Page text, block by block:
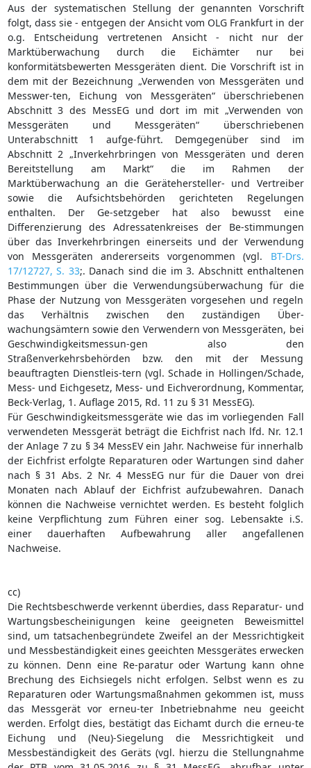
Aus der systematischen Stellung der genannten Vorschrift
folgt, dass sie - entgegen der Ansicht vom OLG Frankfurt in der
o.g. Entscheidung vertretenen Ansicht - nicht nur der
Marktüberwachung durch die Eichämter nur bei
konformitätsbewerten Messgeräten dient. Die Vorschrift ist in
dem mit der Bezeichnung „Verwenden von Messgeräten und
Messwer-ten, Eichung von Messgeräten“ überschriebenen
Abschnitt 3 des MessEG und dort im mit „Verwenden von
Messgeräten und Messgeräten“ überschriebenen
Unterabschnitt 1 aufge-führt. Demgegenüber sind im
Abschnitt 2 „Inverkehrbringen von Messgeräten und deren
Bereitstellung am Markt“ die im Rahmen der
Marktüberwachung an die Gerätehersteller- und Vertreiber
sowie die Aufsichtsbehörden gerichteten Regelungen
enthalten. Der Ge-setzgeber hat also bewusst eine
Differenzierung des Adressatenkreises der Be-stimmungen
über das Inverkehrbringen einerseits und der Verwendung
von Messgeräten andererseits vorgenommen (vgl. BT-Drs.
17/12727, S. 33;. Danach sind die im 3. Abschnitt enthaltenen
Bestimmungen über die Verwendungsüberwachung für die
Phase der Nutzung von Messgeräten vorgesehen und regeln
das Verhältnis zwischen den zuständigen Über-
wachungsämtern sowie den Verwendern von Messgeräten, bei
Geschwindigkeitsmessun-gen also den
Straßenverkehrsbehörden bzw. den mit der Messung
beauftragten Dienstleis-tern (vgl. Schade in Hollingen/Schade,
Mess- und Eichgesetz, Mess- und Eichverordnung, Kommentar,
Beck-Verlag, 1. Auflage 2015, Rd. 11 zu § 31 MessEG).
Für Geschwindigkeitsmessgeräte wie das im vorliegenden Fall
verwendeten Messgerät beträgt die Eichfrist nach lfd. Nr. 12.1
der Anlage 7 zu § 34 MessEV ein Jahr. Nachweise für innerhalb
der Eichfrist erfolgte Reparaturen oder Wartungen sind daher
nach § 31 Abs. 2 Nr. 4 MessEG nur für die Dauer von drei
Monaten nach Ablauf der Eichfrist aufzubewahren. Danach
können die Nachweise vernichtet werden. Es besteht folglich
keine Verpflichtung zum Führen einer sog. Lebensakte i.S.
einer dauerhaften Aufbewahrung aller angefallenen
Nachweise.
cc)
Die Rechtsbeschwerde verkennt überdies, dass Reparatur- und
Wartungsbescheinigungen keine geeigneten Beweismittel
sind, um tatsachenbegründete Zweifel an der Messrichtigkeit
und Messbeständigkeit eines geeichten Messgerätes erwecken
zu können. Denn eine Re-paratur oder Wartung kann ohne
Brechung des Eichsiegels nicht erfolgen. Selbst wenn es zu
Reparaturen oder Wartungsmaßnahmen gekommen ist, muss
das Messgerät vor erneu-ter Inbetriebnahme neu geeicht
werden. Erfolgt dies, bestätigt das Eichamt durch die erneu-te
Eichung und (Neu)-Siegelung die Messrichtigkeit und
Messbeständigkeit des Geräts (vgl. hierzu die Stellungnahme